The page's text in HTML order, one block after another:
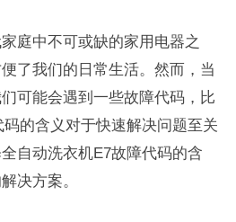
庭中不可或缺的家用电器之
了我们的日常生活。然而，当
可能会遇到一些故障代码，比
的含义对于快速解决问题至关
自动洗衣机E7故障代码的含
决方案。